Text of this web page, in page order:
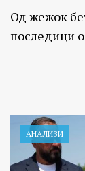
Од жежок
последици
АНАЛИЗИ